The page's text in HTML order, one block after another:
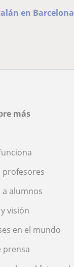
en Barcelona
más
profesores
a alumnos
visión
en el mundo
prensa